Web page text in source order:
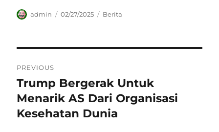
Author
admin
Posted
02/27/2025 Categories
Berita
pos
PREVIOUS
Previous
post:
Trump Bergerak Untuk
Menarik AS Dari Organisasi
Kesehatan Dunia